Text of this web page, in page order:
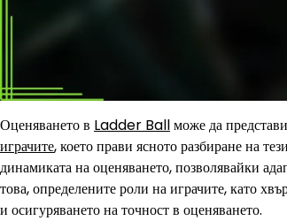
Оценяването в Ladder Ballможе да
играчите, което прави ясното разбиране на
динамиката на оценяването, позволявайки
това, определените роли на играчите, като
и осигуряването на точност в оценяването.